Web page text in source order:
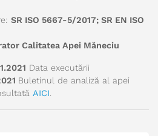
SR ISO 5667-5/2017; SR EN ISO
Calitatea Apei Măneciu
Data executării
Buletinul de analiză al apei
AICI